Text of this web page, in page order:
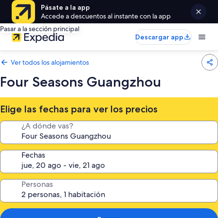
Pásate a la app
Accede a descuentos al instante con la app
Pasar a la sección principal
Descargar app
Ver todos los alojamientos
Four Seasons Guangzhou
Elige las fechas para ver los precios
¿A dónde vas?
Fechas
Personas